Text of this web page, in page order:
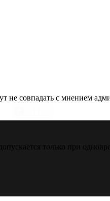
совпадать с мнением
только при